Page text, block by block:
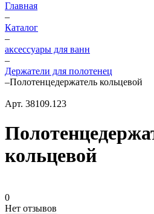
Главная
–
Каталог
–
аксессуары для ванн
–
Держатели для полотенец
–Полотенцедержатель кольцевой
Арт. 38109.123
кольцевой
0
Нет отзывов